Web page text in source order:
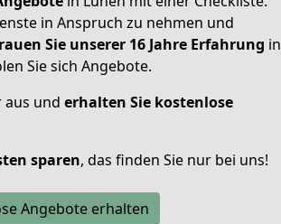
in Anspruch zu nehmen und
Sie unserer 16 Jahre Erfahrung in
Sie sich Angebote.
aus und erhalten Sie kostenlose
sparen, das finden Sie nur bei uns!
Angebote erhalten